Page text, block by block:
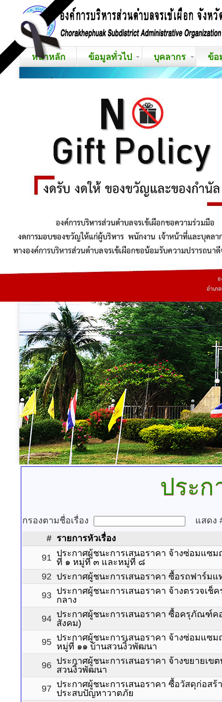
หน้าหลัก ข้อมูลทั่วไป บุคลากร ข้อ
ประ
กรองตามชื่อเรื่อง
แสดง
# รายการหัวเรื่อง
91 ประกาศผู้ชนะการเสนอราคา จ้างซ่อมแซ
ที่ ๑ หมู่ที่ ๓ และหมู่ที่ ๘
92 ประกาศผู้ชนะการเสนอราคา ซื้อรถฟาร์มแ
93 ประกาศผู้ชนะการเสนอราคา จ้างตรวจเช็
กลาง
94 ประกาศผู้ชนะการเสนอราคา ซื้อครุภัณฑ์ค
สังคม)
95 ประกาศผู้ชนะการเสนอราคา จ้างซ่อมแซ
หมู่ที่ ๑๑ บ้านสวนงิ้วพัฒนา
96 ประกาศผู้ชนะการเสนอราคา จ้างขยายเข
สวนงิ้วพัฒนา
97 ประกาศผู้ชนะการเสนอราคา ซื้อวัสดุก่อสร้
ประสบปัญหาวาตภัย